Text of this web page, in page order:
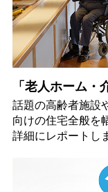
「老人ホーム
話題の高齢者施設
向けの住宅全般を
詳細にレポートし